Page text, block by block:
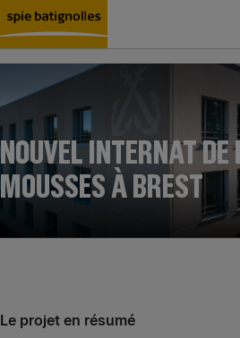
Rechercher
NOUVEL INTERNAT DE
MOUSSES À BREST
Le projet en résumé